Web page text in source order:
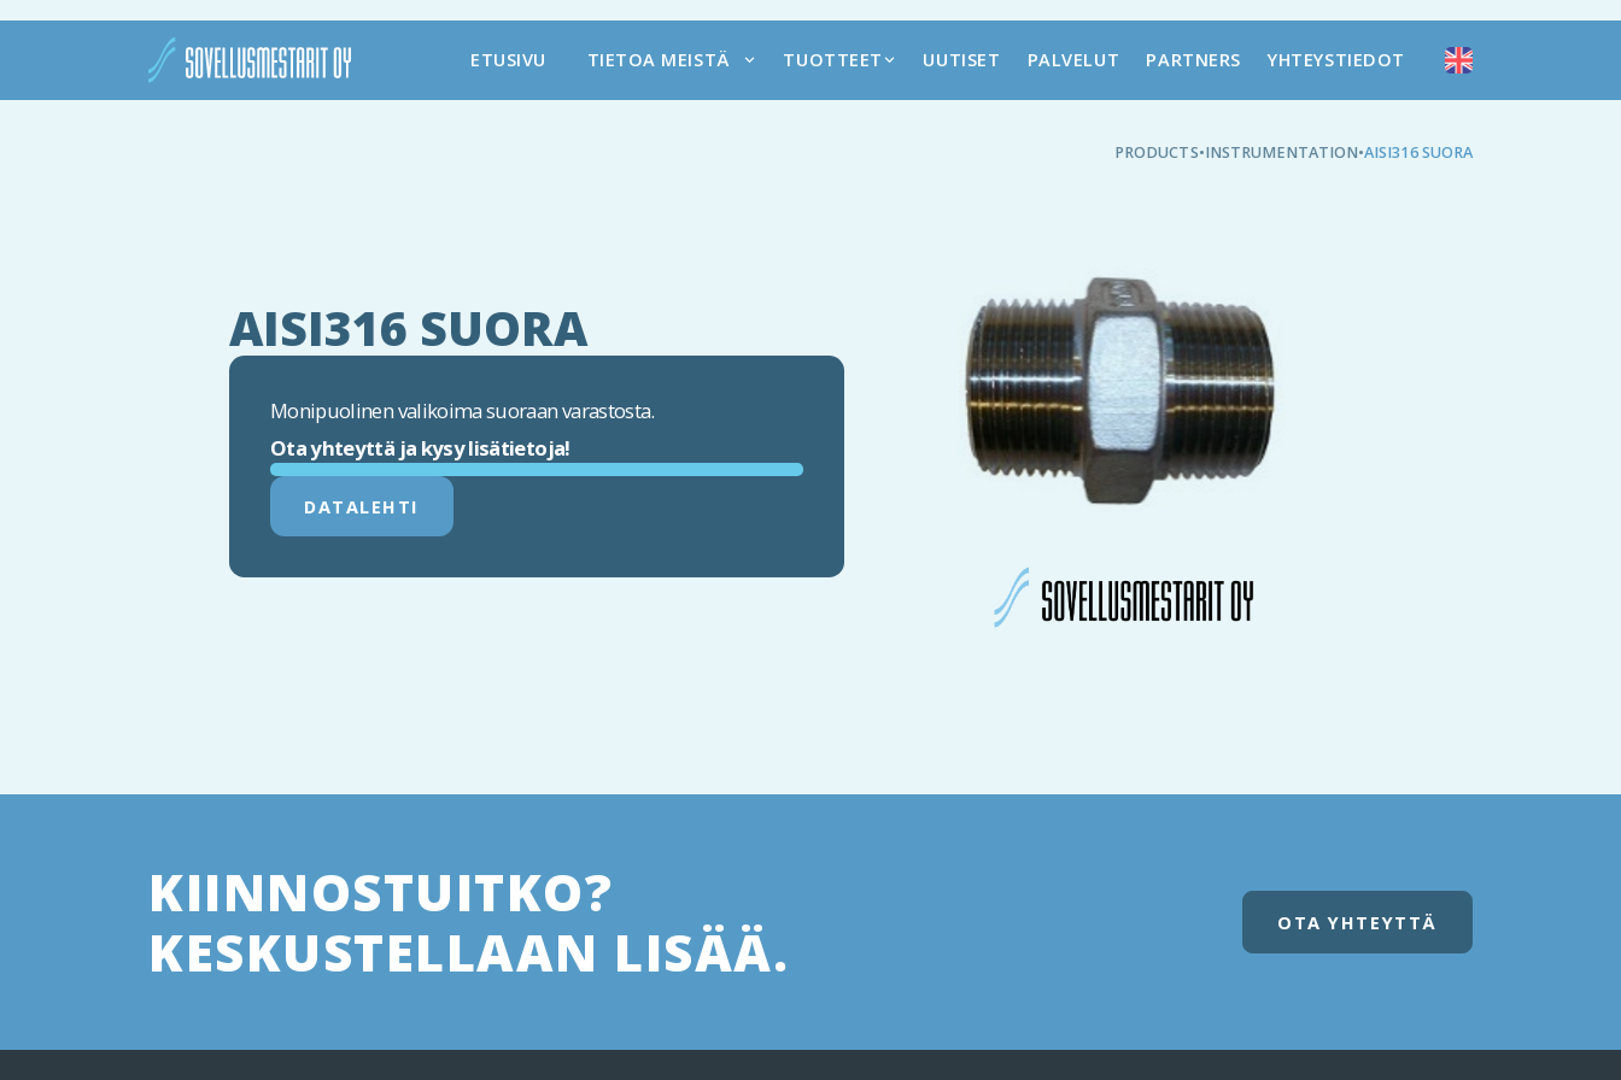
ETUSIVU TIETOA MEISTÄ TUOTTEET UUTISET PALVELUT PARTNERS YHTEYSTIEDOT
PRODUCTS•INSTRUMENTATION•AISI316 SUORA
AISI316 SUORA
Monipuolinen valikoima suoraan varastosta.
Ota yhteyttä ja kysy lisätietoja!
DATALEHTI
KIINNOSTUITKO?
KESKUSTELLAAN LISÄÄ.
OTA YHTEYTTÄ